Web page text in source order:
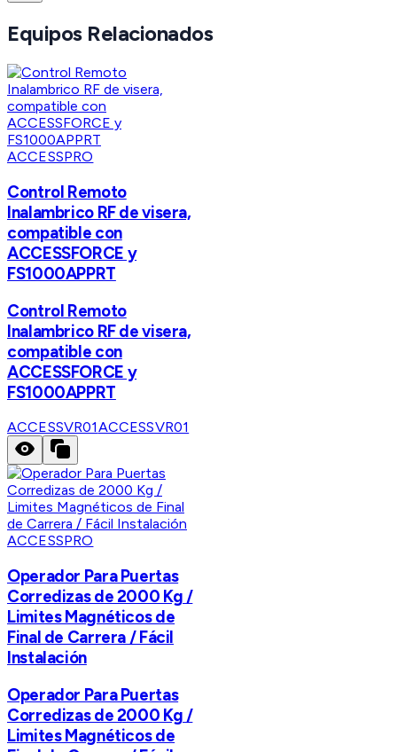
Equipos Relacionados
ACCESSPRO
Control Remoto
Inalambrico RF de visera,
compatible con
ACCESSFORCE y
FS1000APPRT
Control Remoto
Inalambrico RF de visera,
compatible con
ACCESSFORCE y
FS1000APPRT
ACCESSVR01ACCESSVR01
ACCESSPRO
Operador Para Puertas
Corredizas de 2000 Kg /
Limites Magnéticos de
Final de Carrera / Fácil
Instalación
Operador Para Puertas
Corredizas de 2000 Kg /
Limites Magnéticos de